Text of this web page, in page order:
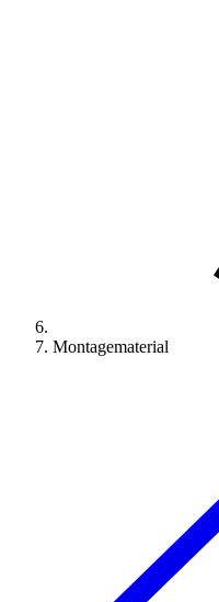
Montagematerial